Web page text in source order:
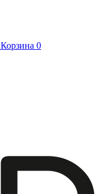
Корзина 0